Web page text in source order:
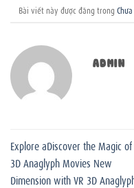
Bài viết này được đăng trong
ADMIN
Explore aDiscover the Magic of
3D Anaglyph Movies New
Dimension with VR 3D